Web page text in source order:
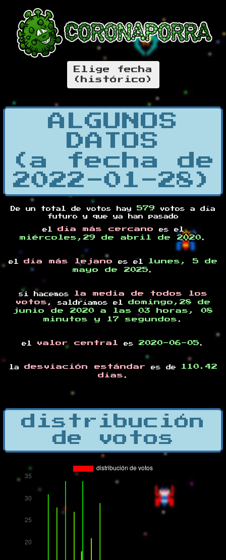
Elige fecha
(histórico)
ALGUNOS
DATOS
(a fecha de
2022-01-28)
De un total de votos hay 579 votos a día
futuro y que ya han pasado
eldía más cercano es el
miércoles,29 de abril de 2020 .
el día más lejano es el
lunes, 5 de
mayo de 2025 .
si hacemos
la media de todos los
votos , saldríamos el domingo,28 de
junio de 2020 a las 03 horas, 08
minutos y 17 segundos .
el valor central es 2020-06-05 .
la desviación estándar es de
110.42
días .
distribución
de votos